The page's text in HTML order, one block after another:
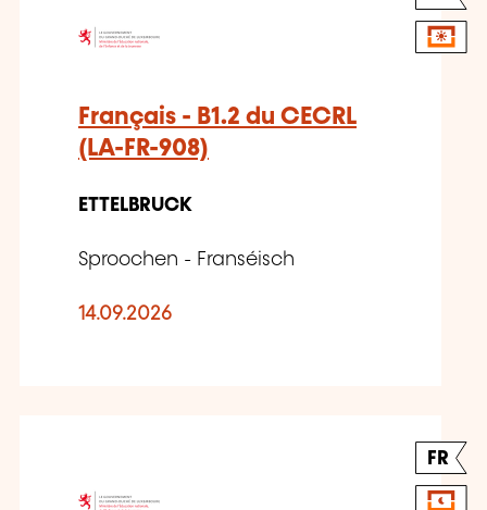
Français - B1.2 du CECRL
(LA-FR-908)
ETTELBRUCK
Sproochen - Franséisch
14.09.2026
FR